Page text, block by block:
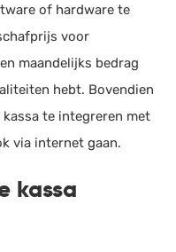
of hardware te
voor
maandelijks bedrag
hebt. Bovendien
te integreren met
via internet gaan.
kassa